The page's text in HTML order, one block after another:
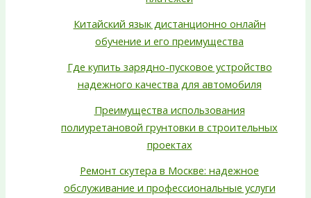
Китайский язык дистанционно онлайн
обучение и его преимущества
Где купить зарядно-пусковое устройство
надежного качества для автомобиля
Преимущества использования
полиуретановой грунтовки в строительных
проектах
Ремонт скутера в Москве: надежное
обслуживание и профессиональные услуги